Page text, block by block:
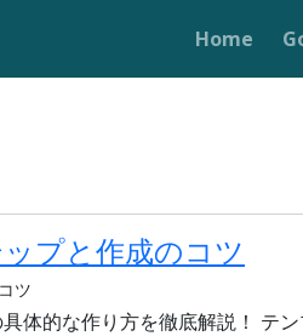
Home
プと作成のコツ
ツ
体的な作り方を徹底解説！ テ